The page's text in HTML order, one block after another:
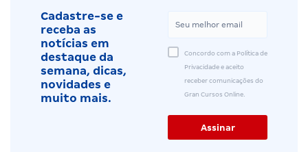
Cadastre-se e
receba as
notícias em
destaque da
semana, dicas,
novidades e
muito mais.
Concordo com a Política de
Privacidade e aceito
receber comunicações do
Gran Cursos Online.